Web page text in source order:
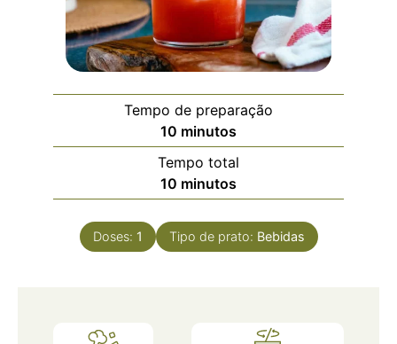
Tempo de preparação
10 minutos
Tempo total
10 minutos
Doses: 1 Tipo de prato: Bebidas